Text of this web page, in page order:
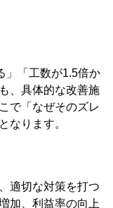
」「工数が1.5倍か
、具体的な改善施
で「なぜそのズレ
なります。
適切な対策を打つ
加、利益率の向上